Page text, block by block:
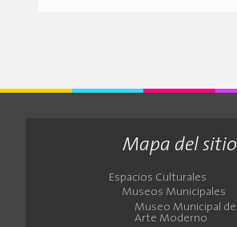
Mapa del sitio
Espacios Culturales
Museos Municipales
Museo Municipal de
Arte Moderno